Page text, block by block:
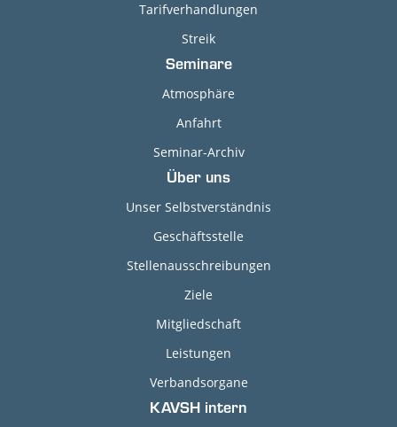
Tarifverhandlungen
Streik
Seminare
Atmosphäre
Anfahrt
Seminar-Archiv
Über uns
Unser Selbstverständnis
Geschäftsstelle
Stellenausschreibungen
Ziele
Mitgliedschaft
Leistungen
Verbandsorgane
KAVSH intern